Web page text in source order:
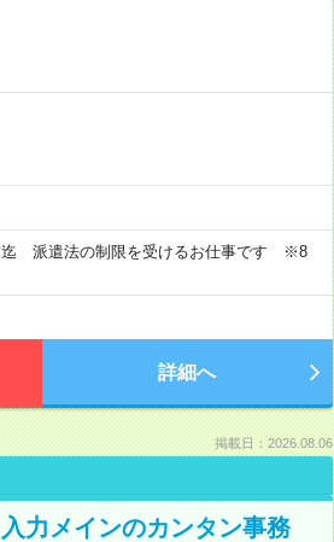
迄 派遣法の制限を受けるお仕事です ※8
詳細へ
掲載日：2026.08.06
力メインのカンタン事務